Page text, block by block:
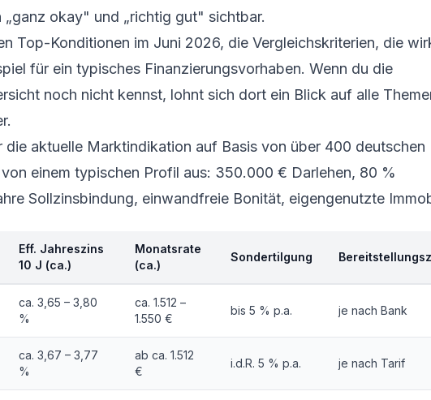
okay" und „richtig gut" sichtbar.
Top-Konditionen im Juni 2026, die Vergleichskriterien, die
für ein typisches Finanzierungsvorhaben. Wenn du die
noch nicht kennst, lohnt sich dort ein Blick auf alle
aktuelle Marktindikation auf Basis von über 400 deutschen
einem typischen Profil aus: 350.000 € Darlehen, 80 %
Sollzinsbindung, einwandfreie Bonität, eigengenutzte
Eff. Jahreszins
10 J (ca.)
Monatsrate
(ca.)
Sondertilgung
ca. 3,65 – 3,80
%
ca. 1.512 –
1.550 €
bis 5 % p.a. je nach Bank
ca. 3,67 – 3,77
%
ab ca. 1.512
€
i.d.R. 5 % p.a. je nach Tarif